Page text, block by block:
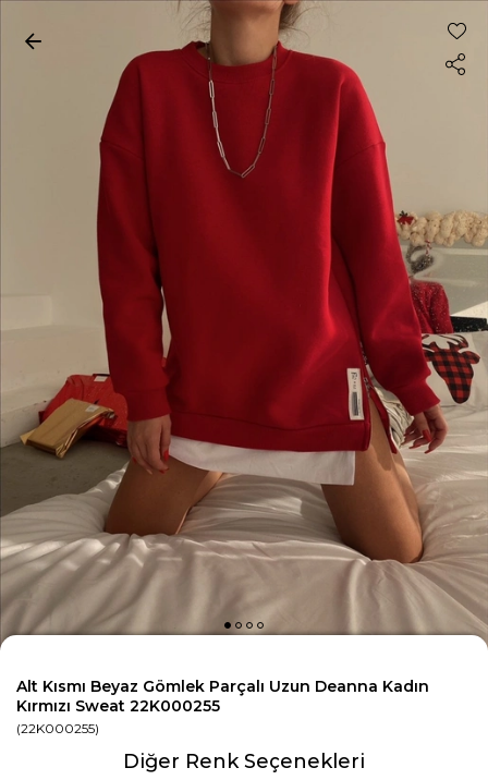
Alt Kısmı Beyaz Gömlek Parçalı Uzun Deanna Kadın
Kırmızı Sweat 22K000255
(22K000255)
Diğer Renk Seçenekleri